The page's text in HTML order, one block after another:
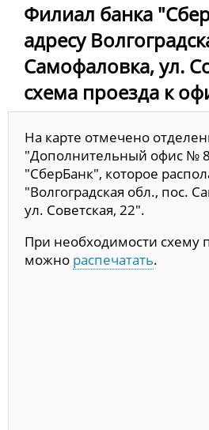
Филиал банка
адресу
Самофаловка, ул.
схема проезда к
На карте отмечено
"Дополнительный офис №
"СберБанк", которое
"Волгоградская обл., пос.
ул. Советская, 22".
При необходимости схему
можно распечатать.